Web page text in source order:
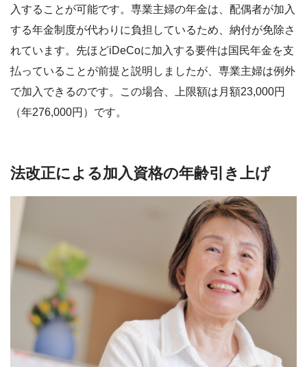
入することが可能です。専業主婦の年金は、配偶者が加入
する年金制度が代わりに負担しているため、納付が免除さ
れています。先ほどiDeCoに加入する要件は国民年金を支
払っていることが前提と説明しましたが、専業主婦は例外
で加入できるのです。この場合、上限額は月額23,000円
（年276,000円）です。
法改正による加入資格の年齢引き上げ